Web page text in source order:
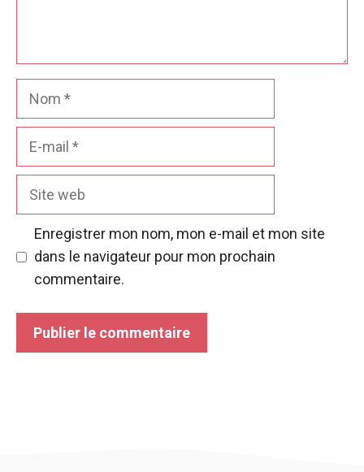
Enregistrer mon nom, mon e-mail et mon site
dans le navigateur pour mon prochain
commentaire.